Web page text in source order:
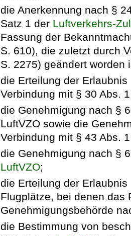
die Anerkennung nach §
Satz 1 der Luftverkehrs-
Fassung der
S. 610), die zuletzt durch
S. 2275) geändert worden
die Erteilung der
Verbindung mit § 30 Abs.
die Genehmigung nach §
LuftVZO sowie die
Verbindung mit § 43 Abs.
die Genehmigung nach §
LuftVZO;
die Erteilung der
Flugplätze, bei denen das
Genehmigungsbehörde
die Bestimmung von